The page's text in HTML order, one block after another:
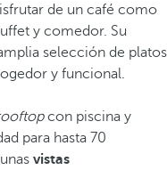
de un café como
y comedor. Su
selección de platos
y funcional.
con piscina y
para hasta 70
vistas